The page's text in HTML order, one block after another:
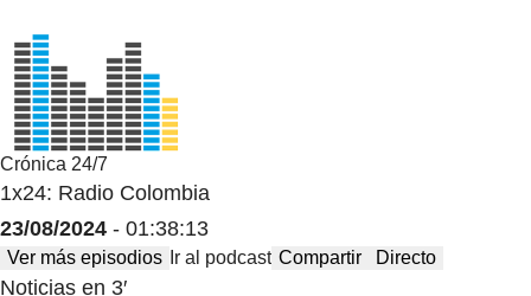
Crónica 24/7
1x24: Radio Colombia
23/08/2024 - 01:38:13
Ver más episodios Ir al podcast Compartir Directo
Noticias en 3′